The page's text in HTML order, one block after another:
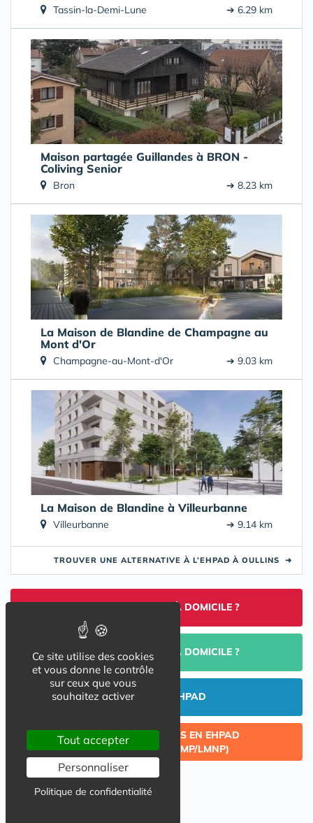
Tassin-la-Demi-Lune ➔ 6.29 km
Maison partagée Guillandes à BRON -
Coliving Senior
Bron ➔ 8.23 km
La Maison de Blandine de Champagne au
Mont d'Or
Champagne-au-Mont-d'Or ➔ 9.03 km
La Maison de Blandine à Villeurbanne
Villeurbanne ➔ 9.14 km
TROUVER UNE ALTERNATIVE À L’EHPAD À OULLINS ➜
TROUVER UNE AIDE À DOMICILE ?
PORTAGE DE REPAS À DOMICILE ?
INVESTIR EN EHPAD
CÉDER UN LOT ACQUIS EN EHPAD
(INVESTISSEMENT LMP/LMNP)
Ce site utilise des cookies
et vous donne le contrôle
sur ceux que vous
souhaitez activer
Tout accepter
Personnaliser
Politique de confidentialité